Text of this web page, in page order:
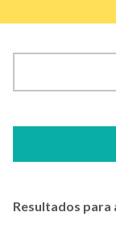
Resultados para